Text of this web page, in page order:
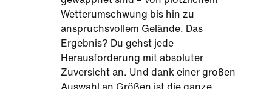
Wetterumschwung bis hin zu
anspruchsvollem Gelände. Das
Ergebnis? Du gehst jede
Herausforderung mit absoluter
Zuversicht an. Und dank einer großen
Auswahl an Größen ist die ganze